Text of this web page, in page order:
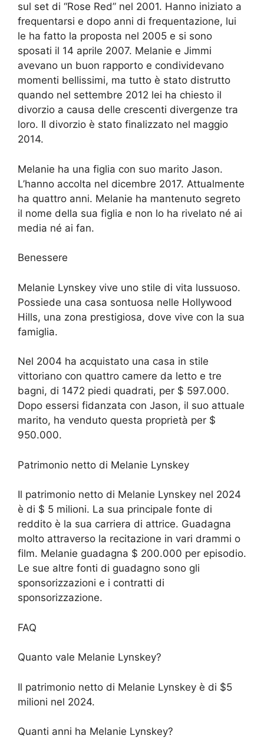
sul set di “Rose Red” nel 2001. Hanno iniziato a
frequentarsi e dopo anni di frequentazione, lui
le ha fatto la proposta nel 2005 e si sono
sposati il 14 aprile 2007. Melanie e Jimmi
avevano un buon rapporto e condividevano
momenti bellissimi, ma tutto è stato distrutto
quando nel settembre 2012 lei ha chiesto il
divorzio a causa delle crescenti divergenze tra
loro. Il divorzio è stato finalizzato nel maggio
2014.
Melanie ha una figlia con suo marito Jason.
L’hanno accolta nel dicembre 2017. Attualmente
ha quattro anni. Melanie ha mantenuto segreto
il nome della sua figlia e non lo ha rivelato né ai
media né ai fan.
Benessere
Melanie Lynskey vive uno stile di vita lussuoso.
Possiede una casa sontuosa nelle Hollywood
Hills, una zona prestigiosa, dove vive con la sua
famiglia.
Nel 2004 ha acquistato una casa in stile
vittoriano con quattro camere da letto e tre
bagni, di 1472 piedi quadrati, per $ 597.000.
Dopo essersi fidanzata con Jason, il suo attuale
marito, ha venduto questa proprietà per $
950.000.
Patrimonio netto di Melanie Lynskey
Il patrimonio netto di Melanie Lynskey nel 2024
è di $ 5 milioni. La sua principale fonte di
reddito è la sua carriera di attrice. Guadagna
molto attraverso la recitazione in vari drammi o
film. Melanie guadagna $ 200.000 per episodio.
Le sue altre fonti di guadagno sono gli
sponsorizzazioni e i contratti di
sponsorizzazione.
FAQ
Quanto vale Melanie Lynskey?
Il patrimonio netto di Melanie Lynskey è di $5
milioni nel 2024.
Quanti anni ha Melanie Lynskey?